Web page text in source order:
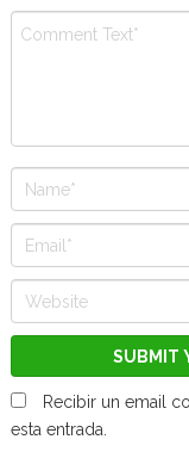
Recibir un email
esta entrada.